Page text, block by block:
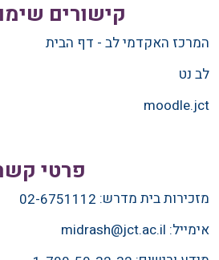
קישורים
המרכז האקדמי לב - דף הבית
לב נט
moodle.jct
פרטי
מזכירות בית מדרש: 02-6751112
אימייל: midrash@jct.ac.il